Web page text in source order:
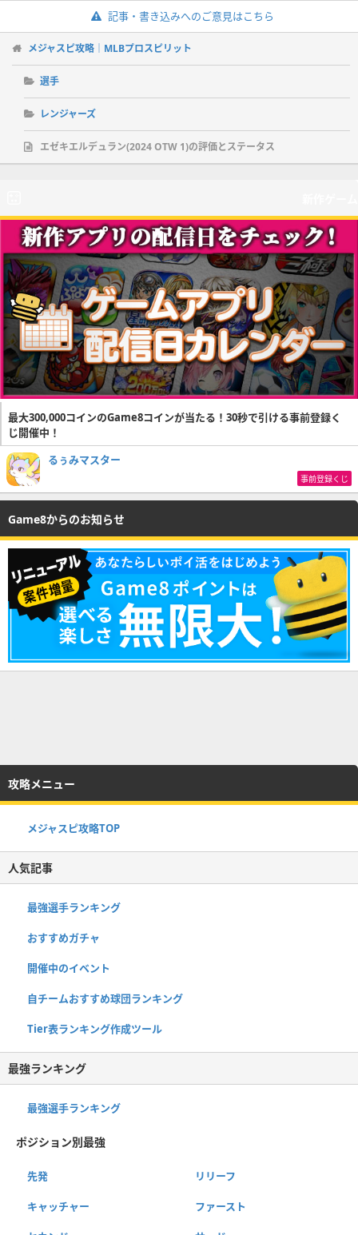
記事・書き込みへのご意見はこちら
メジャスピ攻略｜MLBプロスピリット
選手
レンジャーズ
エゼキエルデュラン(2024 OTW 1)の評価とステータス
最大300,000コインのGame8コインが当たる！30秒で引ける事前登録く
じ開催中！
るぅみマスター
事前登録くじ
Game8からのお知らせ
攻略メニュー
メジャスピ攻略TOP
人気記事
最強選手ランキング
おすすめガチャ
開催中のイベント
自チームおすすめ球団ランキング
Tier表ランキング作成ツール
最強ランキング
最強選手ランキング
ポジション別最強
先発 リリーフ
キャッチャー ファースト